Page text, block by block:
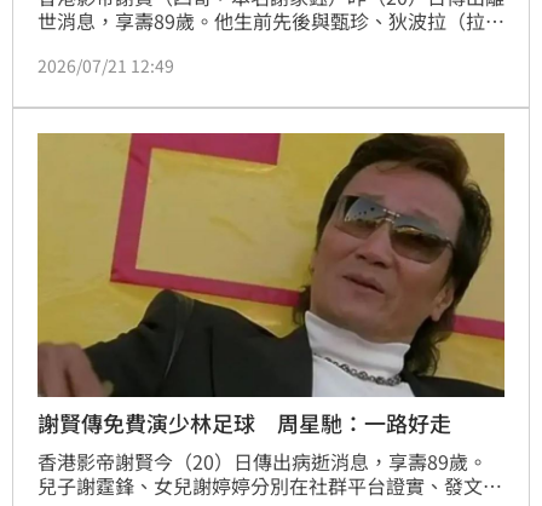
世消息，享壽89歲。他生前先後與甄珍、狄波拉（拉
前妻張柏芝、現任女友王菲的態度，也一直是外界關注
不喜歡王菲，對此他曾親自澄清。
2026/07/21 12:49
謝賢傳免費演少林足球 周星馳：一路好走
香港影帝謝賢今（20）日傳出病逝消息，享壽89歲。
兒子謝霆鋒、女兒謝婷婷分別在社群平台證實、發文弔